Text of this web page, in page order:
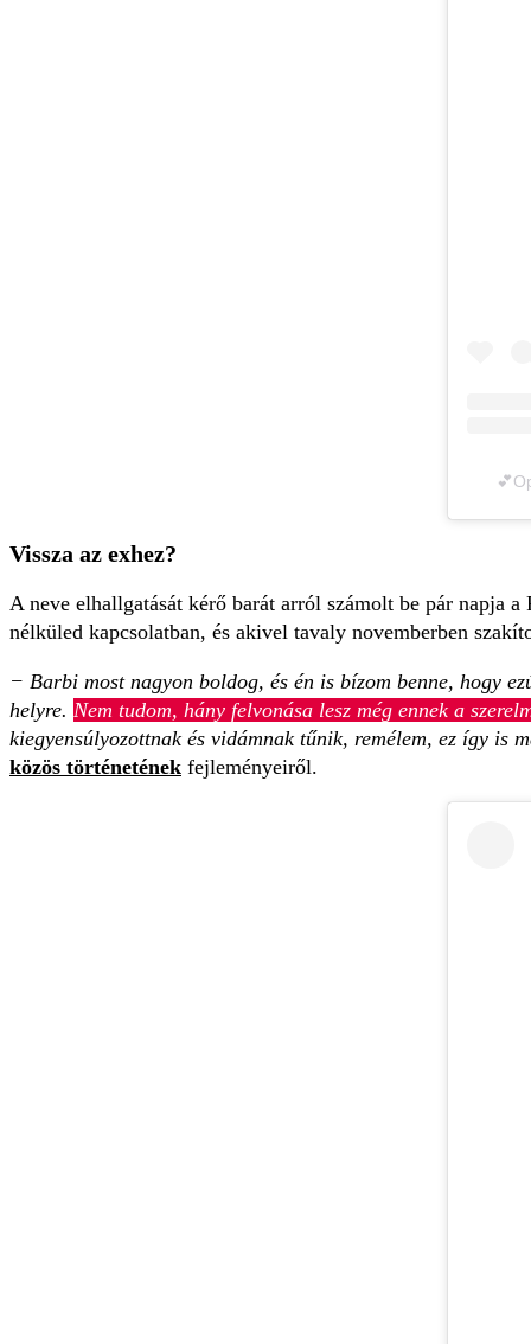
Vissza az exhez?
A neve elhallgatását kérő barát arról számolt be pár napja
nélküled kapcsolatban, és akivel tavaly novemberben
− Barbi most nagyon boldog, és én is bízom benne, hogy
helyre. Nem tudom, hány felvonása lesz még ennek a
kiegyensúlyozottnak és vidámnak tűnik, remélem, ez így is
közös történetének fejleményeiről.